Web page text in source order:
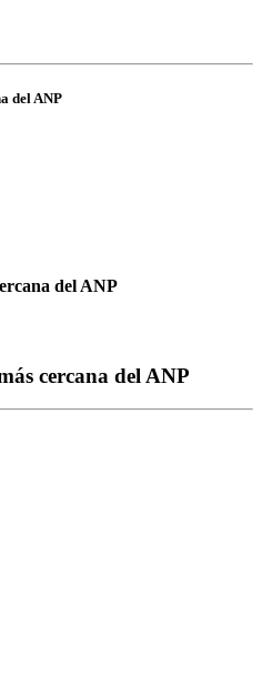
del ANP
del ANP
cercana del ANP